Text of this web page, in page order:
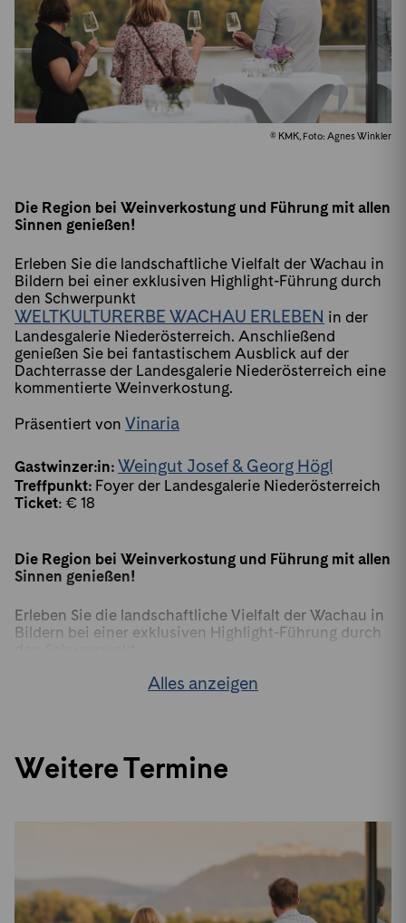
© KMK, Foto: Agnes Winkler
Die Region bei Weinverkostung und Führung mit allen
Sinnen genießen!
Erleben Sie die landschaftliche Vielfalt der Wachau in
Bildern bei einer exklusiven Highlight-Führung durch
den Schwerpunkt
WELTKULTURERBE WACHAU ERLEBEN in der
Landesgalerie Niederösterreich. Anschließend
genießen Sie bei fantastischem Ausblick auf der
Dachterrasse der Landesgalerie Niederösterreich eine
kommentierte Weinverkostung.
Präsentiert vonVinaria
Gastwinzer:in: Weingut Josef & Georg Högl
Treffpunkt: Foyer der Landesgalerie Niederösterreich
Ticket: € 18
Die Region bei Weinverkostung und Führung mit allen
Sinnen genießen!
Erleben Sie die landschaftliche Vielfalt der Wachau in
Bildern bei einer exklusiven Highlight-Führung durch
Landesgalerie Niederösterreich. Anschließend
Gastwinzer:in: Winzer Krems
Alles anzeigen
Weitere Termine